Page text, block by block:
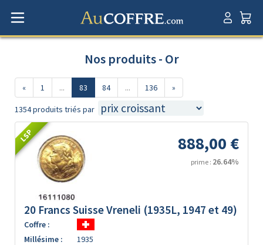
Nos produits - Or
« 1 ... 83 84 ... 136 »
1354 produits triés par
LSP 888,00 €
prime : 26.64%
20 Francs Suisse Vreneli (1935L, 1947 et 49)
Coffre :
Millésime :
1935